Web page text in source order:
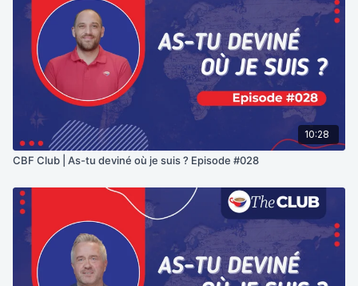
10:28
CBF Club | As-tu deviné où je suis ? Episode #028